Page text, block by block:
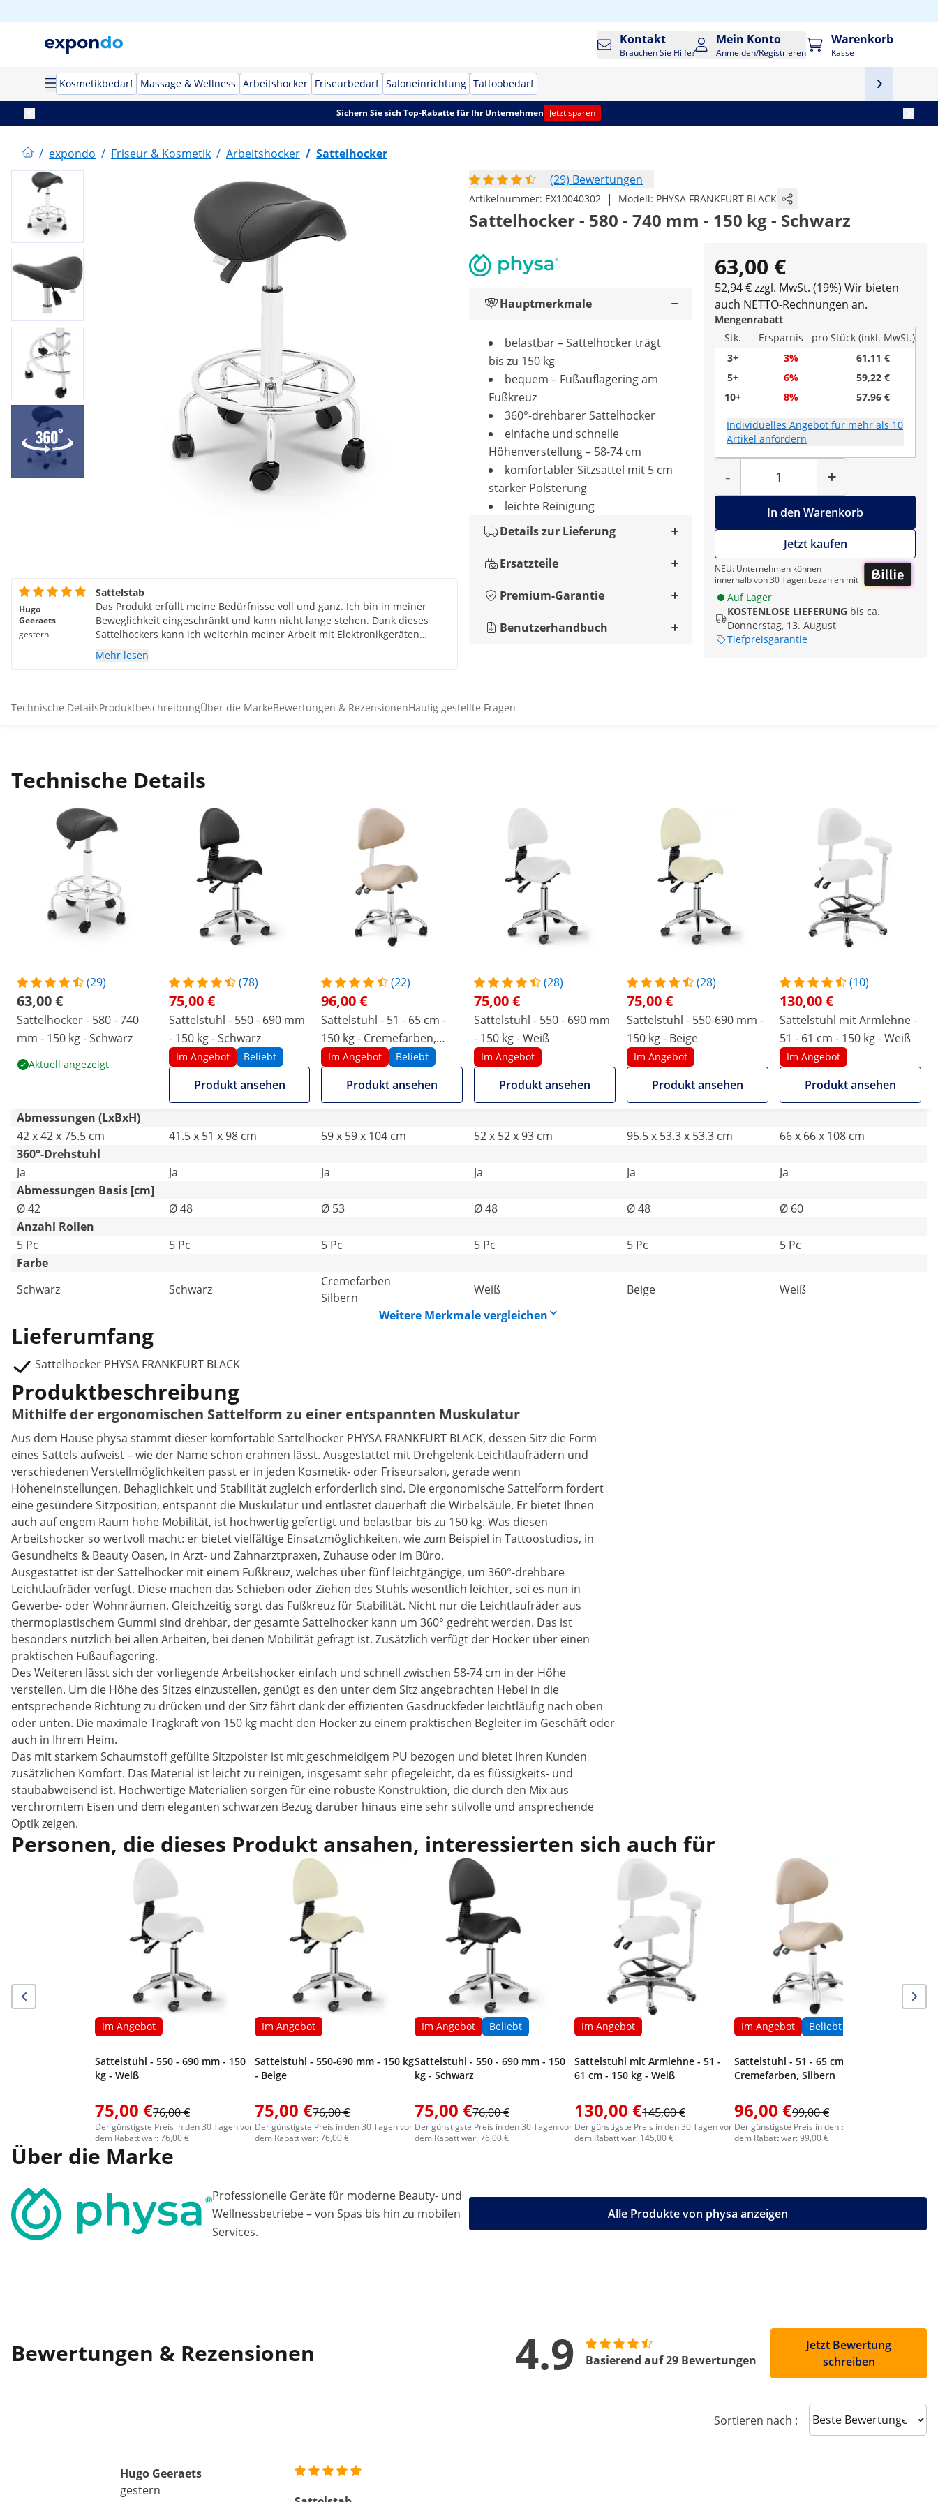
Kontakt
Brauchen Sie Hilfe?
Mein Konto
Anmelden/Registrieren
Warenkorb
Kasse
Kosmetikbedarf Massage & Wellness Arbeitshocker Friseurbedarf Saloneinrichtung Tattoobedarf
Sichern Sie sich Top-Rabatte für Ihr Unternehmen Jetzt sparen
/ expondo / Friseur & Kosmetik / Arbeitshocker / Sattelhocker
(29) Bewertungen
Artikelnummer: EX10040302 | Modell: PHYSA FRANKFURT BLACK
Sattelhocker - 580 - 740 mm - 150 kg - Schwarz
63,00 €
52,94 € zzgl. MwSt. (19%) Wir bieten
auch NETTO-Rechnungen an.
Mengenrabatt
Stk.
Ersparnis
pro Stück (inkl. MwSt.)
3+
3%
61,11 €
5+
6%
59,22 €
10+
8% 57,96 €
Individuelles Angebot für mehr als 10
Artikel anfordern
-
Menge
+
In den Warenkorb
Jetzt kaufen
NEU: Unternehmen können
innerhalb von 30 Tagen bezahlen mit
Auf Lager
KOSTENLOSE LIEFERUNG bis ca.
Donnerstag, 13. August
Tiefpreisgarantie
Hauptmerkmale
belastbar – Sattelhocker trägt
bis zu 150 kg
bequem – Fußauflagering am
Fußkreuz
360°-drehbarer Sattelhocker
einfache und schnelle
Höhenverstellung – 58-74 cm
komfortabler Sitzsattel mit 5 cm
starker Polsterung
leichte Reinigung
Details zur Lieferung
Ersatzteile
Premium-Garantie
Benutzerhandbuch
Hugo
Geeraets
gestern
Sattelstab
Das Produkt erfüllt meine Bedürfnisse voll und ganz. Ich bin in meiner
Beweglichkeit eingeschränkt und kann nicht lange stehen. Dank dieses
Sattelhockers kann ich weiterhin meiner Arbeit mit Elektronikgeräten
nachgehen. Die Höhenverstellbarkeit bis 74 cm ist ein echter Vorteil. Vielen
Dank, er ist ein Geschenk des Himmels!
Mehr lesen
Technische DetailsProduktbeschreibungÜber die MarkeBewertungen & RezensionenHäufig gestellte Fragen
Technische Details
(29)
63,00 €
Sattelhocker - 580 - 740
mm - 150 kg - Schwarz
Aktuell angezeigt
(78)
75,00 €
Sattelstuhl - 550 - 690 mm
- 150 kg - Schwarz
Im Angebot Beliebt
Produkt ansehen
(22)
96,00 €
Sattelstuhl - 51 - 65 cm -
150 kg - Creme­far­ben,
Silbern
Im Angebot Beliebt
Produkt ansehen
(28)
75,00 €
Sattelstuhl - 550 - 690 mm
- 150 kg - Weiß
Im Angebot
Produkt ansehen
(28)
75,00 €
Sattelstuhl - 550-690 mm -
150 kg - Beige
Im Angebot
Produkt ansehen
(10)
130,00 €
Sattelstuhl mit Armlehne -
51 - 61 cm - 150 kg - Weiß
Im Angebot
Produkt ansehen
Abmessungen (LxBxH)
42 x 42 x 75.5 cm
41.5 x 51 x 98 cm 59 x 59 x 104 cm 52 x 52 x 93 cm 95.5 x 53.3 x 53.3 cm
66 x 66 x 108 cm
360°-Drehstuhl
Ja
Ja Ja Ja Ja
Ja
Abmessungen Basis [cm]
Ø 42
Ø 48 Ø 53 Ø 48 Ø 48
Ø 60
Anzahl Rollen
5 Pc
5 Pc 5 Pc 5 Pc 5 Pc
5 Pc
Farbe
Schwarz
Schwarz
Creme­far­ben
Silbern
Weiß Beige
Weiß
Weitere Merkmale vergleichen
Lieferumfang
Sattelhocker PHYSA FRANKFURT BLACK
Produktbeschreibung
Mithilfe der ergonomischen Sattelform zu einer entspannten Muskulatur
Aus dem Hause physa stammt dieser komfortable Sattelhocker PHYSA FRANKFURT BLACK, dessen Sitz die Form
eines Sattels aufweist – wie der Name schon erahnen lässt. Ausgestattet mit Drehgelenk-Leichtlaufrädern und
verschiedenen Verstellmöglichkeiten passt er in jeden Kosmetik- oder Friseursalon, gerade wenn
Höheneinstellungen, Behaglichkeit und Stabilität zugleich erforderlich sind. Die ergonomische Sattelform fördert
eine gesündere Sitzposition, entspannt die Muskulatur und entlastet dauerhaft die Wirbelsäule. Er bietet Ihnen
auch auf engem Raum hohe Mobilität, ist hochwertig gefertigt und belastbar bis zu 150 kg. Was diesen
Arbeitshocker so wertvoll macht: er bietet vielfältige Einsatzmöglichkeiten, wie zum Beispiel in Tattoostudios, in
Gesundheits & Beauty Oasen, in Arzt- und Zahnarztpraxen, Zuhause oder im Büro.
Ausgestattet ist der Sattelhocker mit einem Fußkreuz, welches über fünf leichtgängige, um 360°-drehbare
Leichtlaufräder verfügt. Diese machen das Schieben oder Ziehen des Stuhls wesentlich leichter, sei es nun in
Gewerbe- oder Wohnräumen. Gleichzeitig sorgt das Fußkreuz für Stabilität. Nicht nur die Leichtlaufräder aus
thermoplastischem Gummi sind drehbar, der gesamte Sattelhocker kann um 360° gedreht werden. Das ist
besonders nützlich bei allen Arbeiten, bei denen Mobilität gefragt ist. Zusätzlich verfügt der Hocker über einen
praktischen Fußauflagering.
Des Weiteren lässt sich der vorliegende Arbeitshocker einfach und schnell zwischen 58-74 cm in der Höhe
verstellen. Um die Höhe des Sitzes einzustellen, genügt es den unter dem Sitz angebrachten Hebel in die
entsprechende Richtung zu drücken und der Sitz fährt dank der effizienten Gasdruckfeder leichtläufig nach oben
oder unten. Die maximale Tragkraft von 150 kg macht den Hocker zu einem praktischen Begleiter im Geschäft oder
auch in Ihrem Heim.
Das mit starkem Schaumstoff gefüllte Sitzpolster ist mit geschmeidigem PU bezogen und bietet Ihren Kunden
zusätzlichen Komfort. Das Material ist leicht zu reinigen, insgesamt sehr pflegeleicht, da es flüssigkeits- und
staubabweisend ist. Hochwertige Materialien sorgen für eine robuste Konstruktion, die durch den Mix aus
verchromtem Eisen und dem eleganten schwarzen Bezug darüber hinaus eine sehr stilvolle und ansprechende
Optik zeigen.
Personen, die dieses Produkt ansahen, interessierten sich auch für
Im Angebot
Sattelstuhl - 550 - 690 mm - 150
kg - Weiß
75,00 €76,00 €
Der günstigste Preis in den 30 Tagen vor
dem Rabatt war: 76,00 €
Im Angebot
Sattelstuhl - 550-690 mm - 150 kg
- Beige
75,00 €76,00 €
Der günstigste Preis in den 30 Tagen vor
dem Rabatt war: 76,00 €
Im Angebot Beliebt
Sattelstuhl - 550 - 690 mm - 150
kg - Schwarz
75,00 €76,00 €
Der günstigste Preis in den 30 Tagen vor
dem Rabatt war: 76,00 €
Im Angebot
Sattelstuhl mit Armlehne - 51 -
61 cm - 150 kg - Weiß
130,00 €145,00 €
Der günstigste Preis in den 30 Tagen vor
dem Rabatt war: 145,00 €
Im Angebot Beliebt
Sattelstuhl - 51 - 65 cm - 150 kg -
Creme­far­ben, Silbern
96,00 €99,00 €
Der günstigste Preis in den 30 Tagen vor
dem Rabatt war: 99,00 €
Über die Marke
Professionelle Geräte für moderne Beauty- und
Wellnessbetriebe – von Spas bis hin zu mobilen
Services.
Alle Produkte von physa anzeigen
Bewertungen & Rezensionen 4.9 Basierend auf 29 Bewertungen
Jetzt Bewertung
schreiben
Sortieren nach : Sort reviews
Hugo Geeraets
gestern